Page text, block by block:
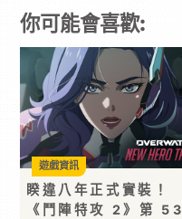
你可能會喜歡:
睽違八年正式實裝！
《鬥陣特攻 2》第 53
遊戲資訊